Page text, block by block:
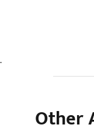
Other